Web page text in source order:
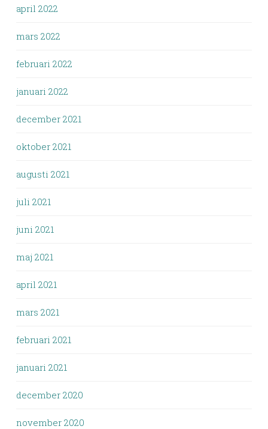
april 2022
mars 2022
februari 2022
januari 2022
december 2021
oktober 2021
augusti 2021
juli 2021
juni 2021
maj 2021
april 2021
mars 2021
februari 2021
januari 2021
december 2020
november 2020